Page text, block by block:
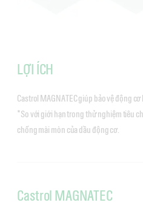
LỢI ÍCH
Castrol MAGNATEC giúp bảo vệ động
*So với giới hạn trong thử nghiệm tiêu
chống mài mòn của dầu động cơ.
Castrol MAGNATEC